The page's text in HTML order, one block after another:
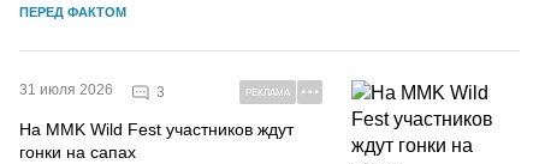
ПЕРЕД ФАКТОМ
31 июля 2026 3 РЕКЛАМА
На MMK Wild Fest участников ждут
гонки на сапах